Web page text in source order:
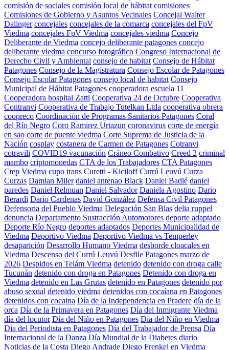
comisión de sociales comisión local de hábitat comisiones
Comisiones de Gobierno y Asuntos Vecinales Concejal Walter
Dalinger concejales concejales de la comarca concejales del FpV
Viedma concejales FpV Viedma concejales viedma Concejo
Deliberante de Viedma concejo deliberante patagones concejo
deliberante viedma concurso fotográfico Congreso Internacional de
Derecho Civil y Ambiental consejo de habitat Consejo de Hábitat
Patagones Consejo de la Magistratura Consejo Escolar de Patagones
Consejo Escolar Patagones consejo local de habitat Consejo
Municipal de Hábitat Patagones cooperadora escuela 11
Cooperadora hospital Zatti Cooperativa 24 de Octubre Cooperativa
Contranvi Cooperativa de Trabajo Tutelkan Ltda cooperativa obrera
coopreco Coordinación de Programas Sanitarios Patagones Coral
del Río Negro Coro Ramirez Urtazun coronavirus corte de energía
en sao corte de puente viedma Corte Suprema de Justicia de la
Nación cosplay costanera de Carmen de Patagones Cotranvi
cotravili COVID19 vacunación Cráneo Combativo Creed 2 criminal
mambo criptomonedas CTA de los Trabajadores CTA Patagones
Ctep Viedma cupo trans Curetti - Kiciloff Currú Leuvú Curza
Curzas Damian Miler daniel antenao Black Daniel Badié daniel
paredes Daniel Relmuan Daniel Salvador Daniela Agostino Dario
Berardi Dario Cardenas David González Defensa Civil Patagones
Defensoria del Pueblo Viedma Delegación San Blas delia ruppel
denuncia Departamento Sustracción Automotores deporte adaptado
Deporte Río Negro deportes adaptados Deportes Municipalidad de
Viedma Deportivo Viedma Deportivo Viedma vs Temperley
desaparición Desarrollo Humano Viedma desborde cloacales en
Viedma Descenso del Currú Leuvú Desfile Patagones marzo de
2026 Despidos en Telám Viedma detenido detenido con droga calle
Tucunán detenido con droga en Patagones Detenido con droga en
Viedma detenido en Las Grutas detenido en Patagones detenido por
abuso sexual detenido viedma detenidos con cocaíana en Patagones
detenidos con cocaina Día de la Independencia en Pradere día de la
orca Día de la Primavera en Patagones Día del Inmigrante Viedma
día del locutor Día del Niño en Patagones Día del Niño en Viedma
Dia del Periodista en Patagones Día del Trabajador de Prensa Día
Internacional de la Danza Día Mundial de la Diabetes diario
Noticias de la Costa Diego Andrade Diego Frenkel en Viedma